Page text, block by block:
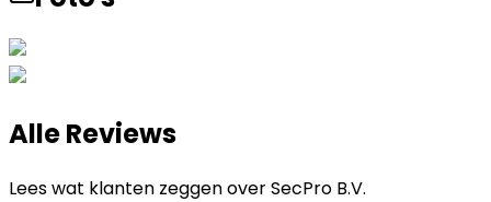
Alle Reviews
Lees wat klanten zeggen overSecPro B.V.